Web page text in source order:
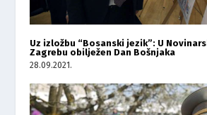
Uz izložbu “Bosanski jezik”: U
Zagrebu obilježen Dan Bošnjaka
28.09.2021.